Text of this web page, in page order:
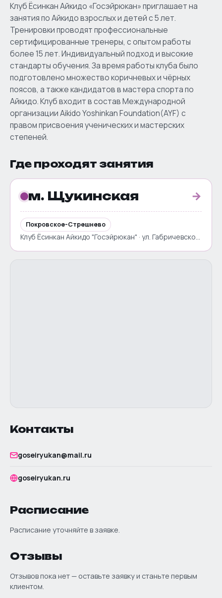
Клуб Ёсинкан Айкидо «Госэйрюкан» приглашает на
занятия по Айкидо взрослых и детей с 5 лет.
Тренировки проводят профессиональные
сертифицированные тренеры, с опытом работы
более 15 лет. Индивидуальный подход и высокие
стандарты обучения. За время работы клуба было
подготовлено множество коричневых и чёрных
поясов, а также кандидатов в мастера спорта по
Айкидо. Клуб входит в состав Международной
организации Aikido Yoshinkan Foundation(AYF) с
правом присвоения ученических и мастерских
степеней.
Где проходят занятия
м. Щукинская →
Покровское-Стрешнево
Клуб Ёсинкан Айкидо "Госэйрюкан" · ул. Габричевского, д. 1
Контакты
goseiryukan@mail.ru
goseiryukan.ru
Расписание
Расписание уточняйте в заявке.
Отзывы
Отзывов пока нет — оставьте заявку и станьте первым
клиентом.